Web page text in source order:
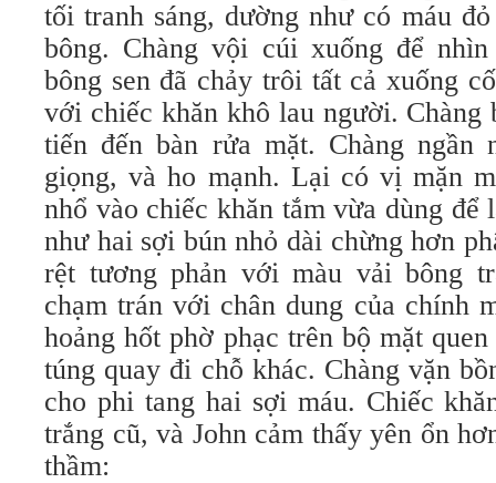
tối tranh sáng, dường như có máu
bông. Chàng vội cúi xuống để
bông sen đã chảy trôi tất cả xuống
với chiếc khăn khô lau người. Chàng
tiến đến bàn rửa mặt. Chàng ngần
giọng, và ho mạnh. Lại có vị mặn
nhổ vào chiếc khăn tắm vừa dùng
như hai sợi bún nhỏ dài chừng hơn
rệt tương phản với màu vải bông
chạm trán với chân dung của chính
hoảng hốt phờ phạc trên bộ mặt
túng quay đi chỗ khác. Chàng vặn
cho phi tang hai sợi máu. Chiếc
trắng cũ, và John cảm thấy yên ổn
thầm: